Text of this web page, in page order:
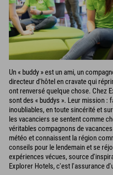
Un « buddy » est un ami, un
directeur d'hôtel en cravate qui
ont renversé quelque chose. Chez
sont des « buddys ». Leur mission :
inoubliables, en toute sincérité et
les vacanciers se sentent comme
véritables compagnons de
météo et connaissent la région
conseils pour le lendemain et se
expériences vécues, source
Explorer Hotels, c'est l'assurance